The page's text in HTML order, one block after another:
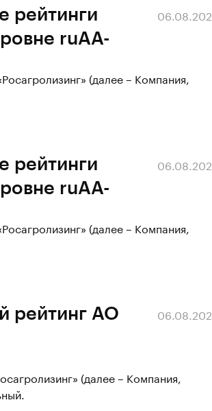
рейтинги
ruАA-
(далее – Компания,
рейтинги
ruАA-
(далее – Компания,
рейтинг АО
(далее – Компания,